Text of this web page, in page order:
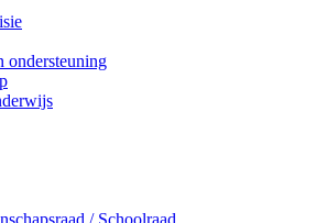
ondersteuning
/ Schoolraad